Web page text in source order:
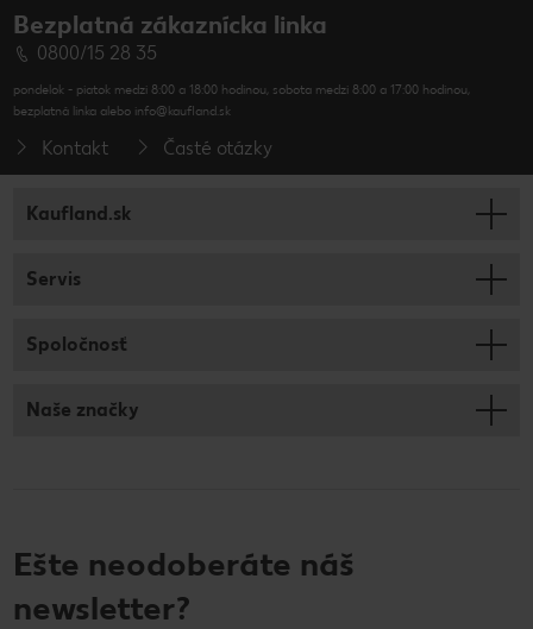
Bezplatná zákaznícka linka
0800/15 28 35
pondelok - piatok medzi 8:00 a 18:00 hodinou, sobota medzi 8:00 a 17:00 hodinou,
bezplatná linka alebo info@kaufland.sk
Kontakt Časté otázky
Kaufland.sk
Servis
Spoločnosť
Naše značky
Ešte neodoberáte náš
newsletter?